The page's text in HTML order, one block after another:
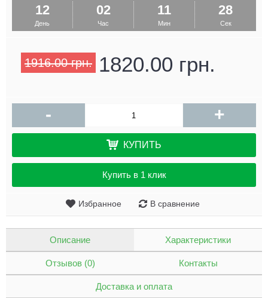
12
День
02
Час
11
Мин
28
Сек
1916.00 грн. 1820.00 грн.
- +
КУПИТЬ
Купить в 1 клик
Избранное В сравнение
Описание Характеристики
Отзывов (0) Контакты
Доставка и оплата